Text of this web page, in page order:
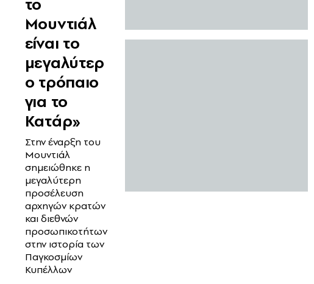
Μουντιάλ
είναι το
μεγαλύτερ
ο τρόπαιο
για το
Κατάρ»
Στην έναρξη του
Μουντιάλ
σημειώθηκε η
μεγαλύτερη
προσέλευση
αρχηγών κρατών
και διεθνών
προσωπικοτήτων
στην ιστορία των
Παγκοσμίων
Κυπέλλων